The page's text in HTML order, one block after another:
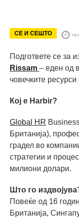
СЕ И СЕШТО
Подгответе се за
Rissam – еден од
човечките
Кој е Harbir?
Global HR
Британија),
градел во
стратегии и
милиони долари.
Што го
Повеќе од 16
Британија,